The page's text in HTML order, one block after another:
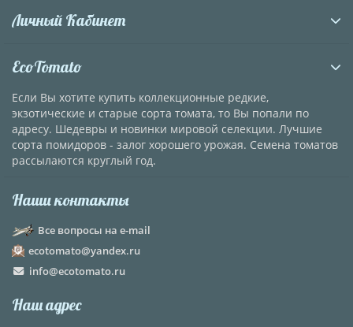
Личный Кабинет
EcoTomato
Если Вы хотите купить коллекционные редкие,
экзотические и старые сорта томата, то Вы попали по
адресу. Шедевры и новинки мировой селекции. Лучшие
сорта помидоров - залог хорошего урожая. Семена томатов
рассылаются круглый год.
Наши контакты
Все вопросы на e-mail
ecotomato@yandex.ru
info@ecotomato.ru
Наш адрес